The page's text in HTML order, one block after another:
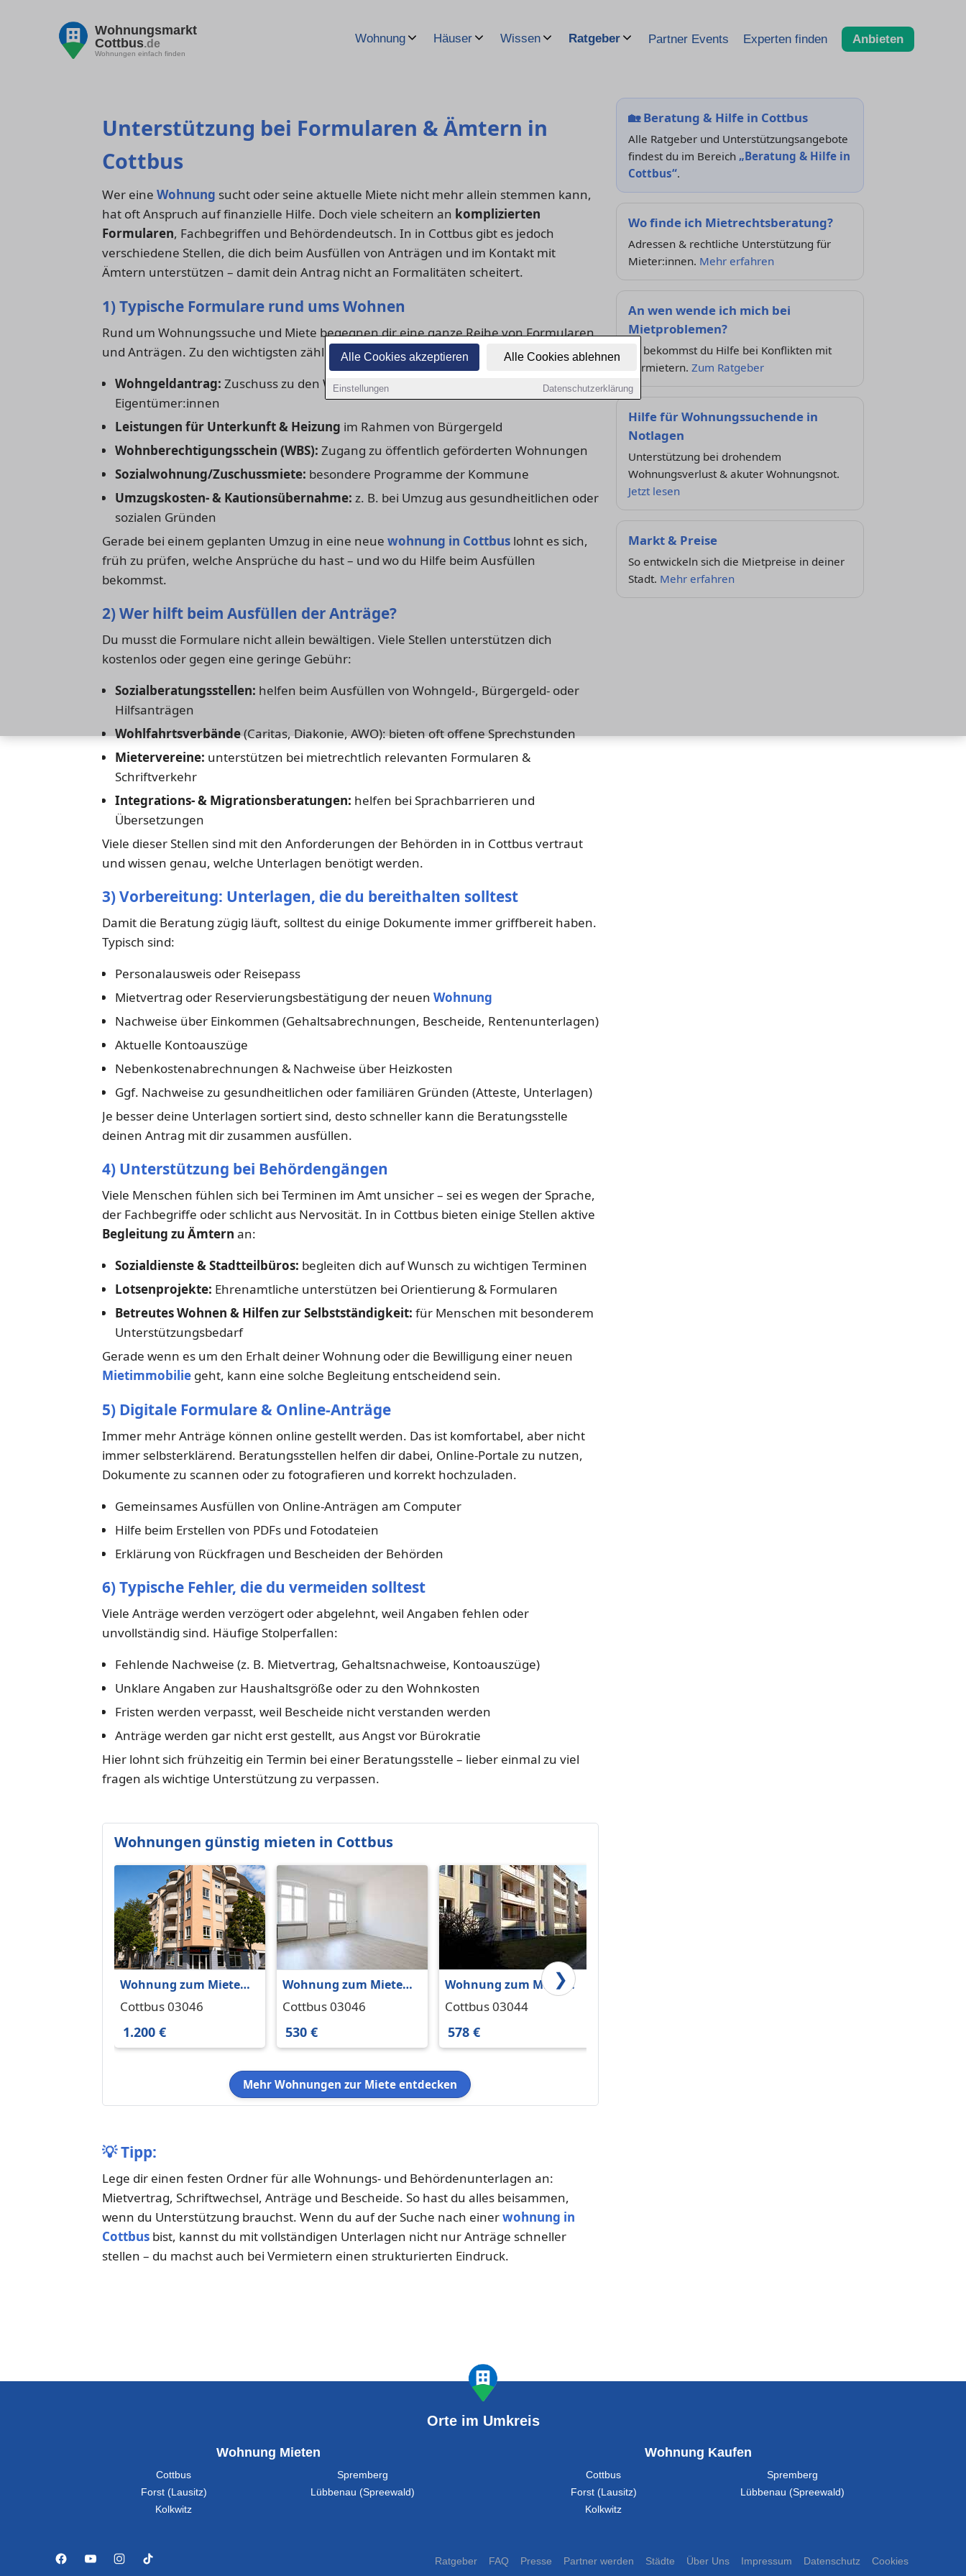
Alle Cookies akzeptieren Alle Cookies ablehnen
Einstellungen Datenschutzerklärung
Wohnungsmarkt
Cottbus.de
Wohnungen einfach finden
Wohnung Häuser Wissen Ratgeber Partner Events Experten finden Anbieten
Unterstützung bei Formularen & Ämtern in
Cottbus
Wer eine Wohnung sucht oder seine aktuelle Miete nicht mehr allein stemmen kann,
hat oft Anspruch auf finanzielle Hilfe. Doch viele scheitern an komplizierten
Formularen, Fachbegriffen und Behördendeutsch. In in Cottbus gibt es jedoch
verschiedene Stellen, die dich beim Ausfüllen von Anträgen und im Kontakt mit
Ämtern unterstützen – damit dein Antrag nicht an Formalitäten scheitert.
1) Typische Formulare rund ums Wohnen
Rund um Wohnungssuche und Miete begegnen dir eine ganze Reihe von Formularen
und Anträgen. Zu den wichtigsten zählen:
Wohngeldantrag: Zuschuss zu den Wohnkosten für Mieter:innen &
Eigentümer:innen
Leistungen für Unterkunft & Heizung im Rahmen von Bürgergeld
Wohnberechtigungsschein (WBS): Zugang zu öffentlich geförderten Wohnungen
Sozialwohnung/Zuschussmiete: besondere Programme der Kommune
Umzugskosten- & Kautionsübernahme: z. B. bei Umzug aus gesundheitlichen oder
sozialen Gründen
Gerade bei einem geplanten Umzug in eine neue wohnung in Cottbus lohnt es sich,
früh zu prüfen, welche Ansprüche du hast – und wo du Hilfe beim Ausfüllen
bekommst.
2) Wer hilft beim Ausfüllen der Anträge?
Du musst die Formulare nicht allein bewältigen. Viele Stellen unterstützen dich
kostenlos oder gegen eine geringe Gebühr:
Sozialberatungsstellen: helfen beim Ausfüllen von Wohngeld-, Bürgergeld- oder
Hilfsanträgen
Wohlfahrtsverbände(Caritas, Diakonie, AWO): bieten oft offene Sprechstunden
Mietervereine: unterstützen bei mietrechtlich relevanten Formularen &
Schriftverkehr
Integrations- & Migrationsberatungen: helfen bei Sprachbarrieren und
Übersetzungen
Viele dieser Stellen sind mit den Anforderungen der Behörden in in Cottbus vertraut
und wissen genau, welche Unterlagen benötigt werden.
3) Vorbereitung: Unterlagen, die du bereithalten solltest
Damit die Beratung zügig läuft, solltest du einige Dokumente immer griffbereit haben.
Typisch sind:
Personalausweis oder Reisepass
Mietvertrag oder Reservierungsbestätigung der neuen Wohnung
Nachweise über Einkommen (Gehaltsabrechnungen, Bescheide, Rentenunterlagen)
Aktuelle Kontoauszüge
Nebenkostenabrechnungen & Nachweise über Heizkosten
Ggf. Nachweise zu gesundheitlichen oder familiären Gründen (Atteste, Unterlagen)
Je besser deine Unterlagen sortiert sind, desto schneller kann die Beratungsstelle
deinen Antrag mit dir zusammen ausfüllen.
4) Unterstützung bei Behördengängen
Viele Menschen fühlen sich bei Terminen im Amt unsicher – sei es wegen der Sprache,
der Fachbegriffe oder schlicht aus Nervosität. In in Cottbus bieten einige Stellen aktive
Begleitung zu Ämtern an:
Sozialdienste & Stadtteilbüros: begleiten dich auf Wunsch zu wichtigen Terminen
Lotsenprojekte: Ehrenamtliche unterstützen bei Orientierung & Formularen
Betreutes Wohnen & Hilfen zur Selbstständigkeit: für Menschen mit besonderem
Unterstützungsbedarf
Gerade wenn es um den Erhalt deiner Wohnung oder die Bewilligung einer neuen
Mietimmobilie geht, kann eine solche Begleitung entscheidend sein.
5) Digitale Formulare & Online-Anträge
Immer mehr Anträge können online gestellt werden. Das ist komfortabel, aber nicht
immer selbsterklärend. Beratungsstellen helfen dir dabei, Online-Portale zu nutzen,
Dokumente zu scannen oder zu fotografieren und korrekt hochzuladen.
Gemeinsames Ausfüllen von Online-Anträgen am Computer
Hilfe beim Erstellen von PDFs und Fotodateien
Erklärung von Rückfragen und Bescheiden der Behörden
6) Typische Fehler, die du vermeiden solltest
Viele Anträge werden verzögert oder abgelehnt, weil Angaben fehlen oder
unvollständig sind. Häufige Stolperfallen:
Fehlende Nachweise (z. B. Mietvertrag, Gehaltsnachweise, Kontoauszüge)
Unklare Angaben zur Haushaltsgröße oder zu den Wohnkosten
Fristen werden verpasst, weil Bescheide nicht verstanden werden
Anträge werden gar nicht erst gestellt, aus Angst vor Bürokratie
Hier lohnt sich frühzeitig ein Termin bei einer Beratungsstelle – lieber einmal zu viel
fragen als wichtige Unterstützung zu verpassen.
Wohnungen günstig mieten in Cottbus
Wohnung zum Mieten
in Cottbus 1.200 € 110
Cottbus 03046
1.200 €
Wohnung zum Mieten
in Cottbus 530 € 66.9 m²
Cottbus 03046
530 €
Wohnung zum Mieten
in Cottbus 578 € 60 m²
Cottbus 03044
578 €
❯
Mehr Wohnungen zur Miete entdecken
💡Tipp:
Lege dir einen festen Ordner für alle Wohnungs- und Behördenunterlagen an:
Mietvertrag, Schriftwechsel, Anträge und Bescheide. So hast du alles beisammen,
wenn du Unterstützung brauchst. Wenn du auf der Suche nach einerwohnung in
Cottbus bist, kannst du mit vollständigen Unterlagen nicht nur Anträge schneller
stellen – du machst auch bei Vermietern einen strukturierten Eindruck.
🏡Beratung & Hilfe in Cottbus
Alle Ratgeber und Unterstützungsangebote
findest du im Bereich „Beratung & Hilfe in
Cottbus“.
Wo finde ich Mietrechtsberatung?
Adressen & rechtliche Unterstützung für
Mieter:innen. Mehr erfahren
An wen wende ich mich bei
Mietproblemen?
So bekommst du Hilfe bei Konflikten mit
Vermietern. Zum Ratgeber
Hilfe für Wohnungssuchende in
Notlagen
Unterstützung bei drohendem
Wohnungsverlust & akuter Wohnungsnot.
Jetzt lesen
Markt & Preise
So entwickeln sich die Mietpreise in deiner
Stadt. Mehr erfahren
Orte im Umkreis
Wohnung Mieten
Cottbus
Spremberg
Forst (Lausitz)
Lübbenau (Spreewald)
Kolkwitz
Wohnung Kaufen
Cottbus
Spremberg
Forst (Lausitz)
Lübbenau (Spreewald)
Kolkwitz
Ratgeber FAQ Presse Partner werden Städte Über Uns Impressum Datenschutz Cookies